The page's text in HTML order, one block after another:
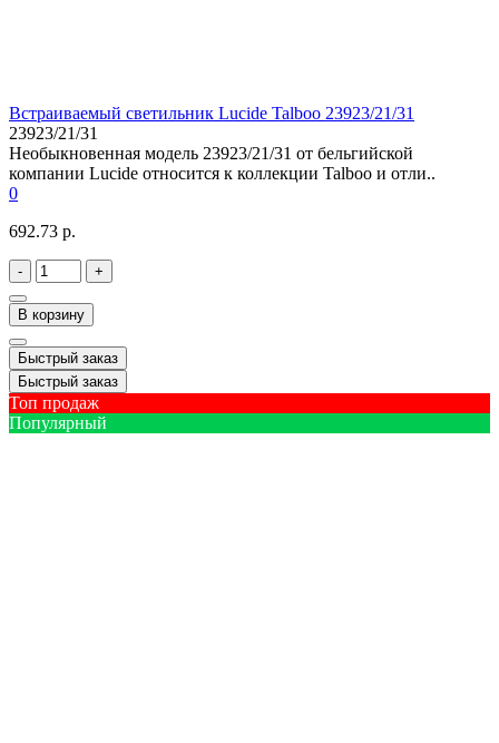
Встраиваемый светильник Lucide Talboo 23923/21/31
23923/21/31
Необыкновенная модель 23923/21/31 от бельгийской
компании Lucide относится к коллекции Talboo и отли..
0
692.73 р.
- +
В корзину
Быстрый заказ
Быстрый заказ
Топ продаж
Популярный